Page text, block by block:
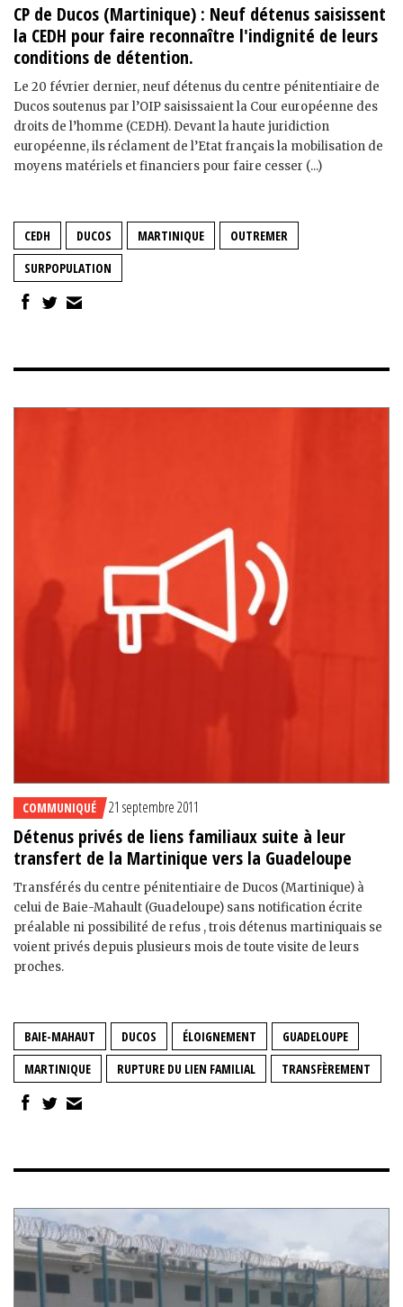
CP de Ducos (Martinique) : Neuf détenus saisissent
la CEDH pour faire reconnaître l'indignité de leurs
conditions de détention.
Le 20 février dernier, neuf détenus du centre pénitentiaire de
Ducos soutenus par l’OIP saisissaient la Cour européenne des
droits de l’homme (CEDH). Devant la haute juridiction
européenne, ils réclament de l’Etat français la mobilisation de
moyens matériels et financiers pour faire cesser (...)
CEDH DUCOS MARTINIQUE
OUTREMER
SURPOPULATION
COMMUNIQUÉ 21 septembre 2011
Détenus privés de liens familiaux suite à leur
transfert de la Martinique vers la Guadeloupe
Transférés du centre pénitentiaire de Ducos (Martinique) à
celui de Baie-Mahault (Guadeloupe) sans notification écrite
préalable ni possibilité de refus , trois détenus martiniquais se
voient privés depuis plusieurs mois de toute visite de leurs
proches.
BAIE-MAHAUT DUCOS ÉLOIGNEMENT
GUADELOUPE
MARTINIQUE
RUPTURE DU LIEN FAMILIAL TRANSFÈREMENT